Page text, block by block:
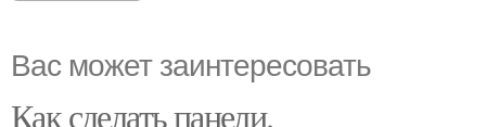
Вас может заинтересовать
Как сделать панели.